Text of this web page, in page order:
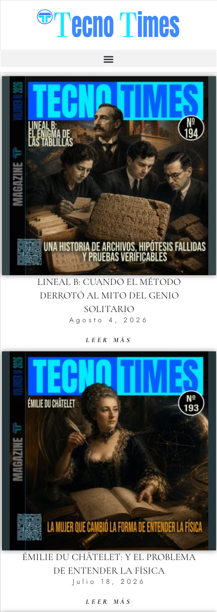
LINEAL B: CUANDO EL MÉTODO
DERROTÓ AL MITO DEL GENIO
SOLITARIO
Agosto 4, 2026
LEER MÁS
ÉMILIE DU CHÂTELET: Y EL PROBLEMA
DE ENTENDER LA FÍSICA
Julio 18, 2026
LEER MÁS